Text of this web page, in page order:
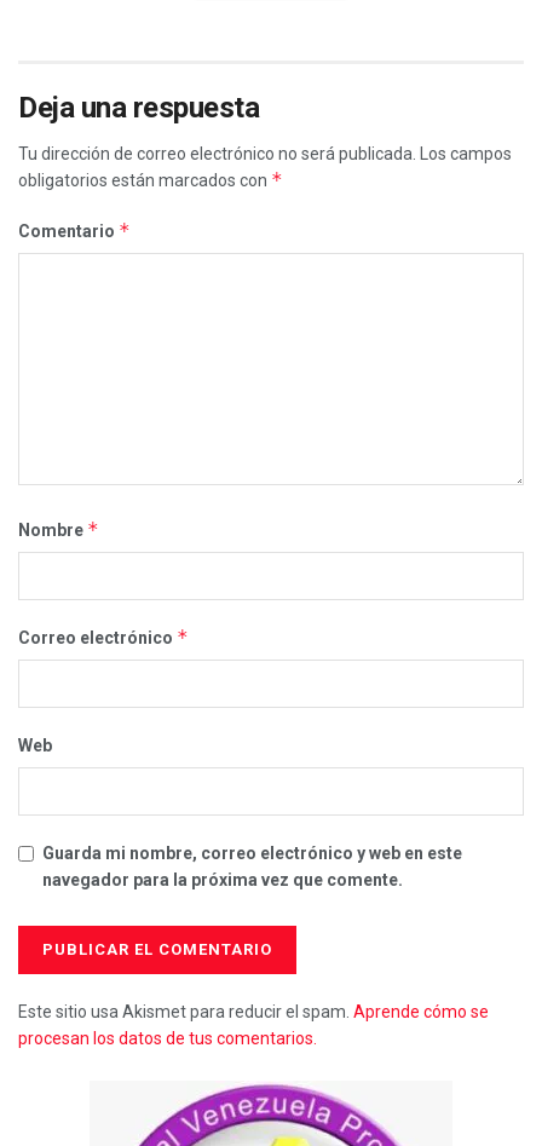
Deja una respuesta
Tu dirección de correo electrónico no será publicada.
Los campos
obligatorios están marcados con *
Comentario *
Nombre *
Correo electrónico *
Web
Guarda mi nombre, correo electrónico y web en este
navegador para la próxima vez que comente.
Este sitio usa Akismet para reducir el spam. Aprende cómo se
procesan los datos de tus comentarios.